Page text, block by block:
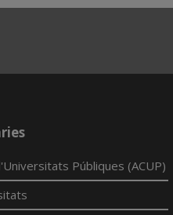
Públiques (ACUP)